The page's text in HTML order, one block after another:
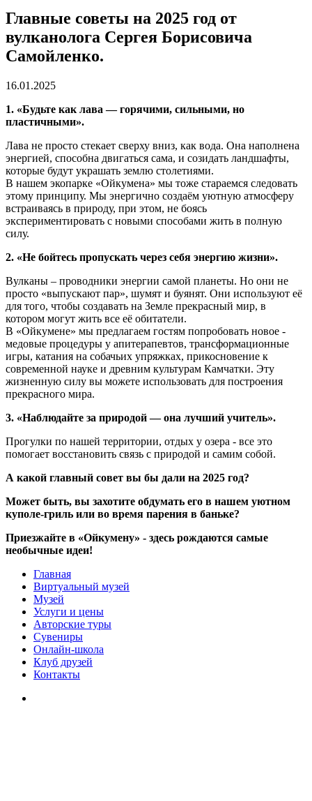
Главные советы на 2025 год от
вулканолога Сергея Борисовича
Самойленко.
16.01.2025
1. «Будьте как лава — горячими, сильными, но
пластичными».
Лава не просто стекает сверху вниз, как вода. Она наполнена
энергией, способна двигаться сама, и созидать ландшафты,
которые будут украшать землю столетиями.
В нашем экопарке «Ойкумена» мы тоже стараемся следовать
этому принципу. Мы энергично создаём уютную атмосферу
встраиваясь в природу, при этом, не боясь
экспериментировать с новыми способами жить в полную
силу.
2. «Не бойтесь пропускать через себя энергию жизни».
Вулканы – проводники энергии самой планеты. Но они не
просто «выпускают пар», шумят и буянят. Они используют её
для того, чтобы создавать на Земле прекрасный мир, в
котором могут жить все её обитатели.
В «Ойкумене» мы предлагаем гостям попробовать новое -
медовые процедуры у апитерапевтов, трансформационные
игры, катания на собачьих упряжках, прикосновение к
современной науке и древним культурам Камчатки. Эту
жизненную силу вы можете использовать для построения
прекрасного мира.
3. «Наблюдайте за природой — она лучший учитель».
Прогулки по нашей территории, отдых у озера - все это
помогает восстановить связь с природой и самим собой.
А какой главный совет вы бы дали на 2025 год?
Может быть, вы захотите обдумать его в нашем уютном
куполе-гриль или во время парения в баньке?
Приезжайте в «Ойкумену» - здесь рождаются самые
необычные идеи!
Главная
Виртуальный музей
Музей
Услуги и цены
Авторские туры
Сувениры
Онлайн-школа
Клуб друзей
Контакты